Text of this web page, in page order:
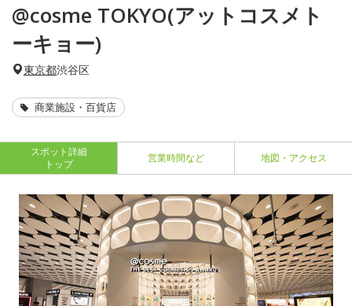
@cosme TOKYO(アットコスメト
ーキョー)
東京都渋谷区
商業施設・百貨店
スポット詳細
トップ
営業時間など 地図・アクセス